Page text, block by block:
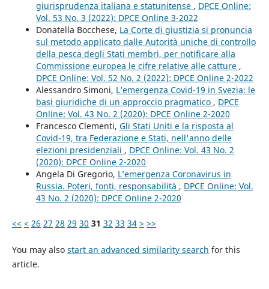
giurisprudenza italiana e statunitense , DPCE Online:
Vol. 53 No. 3 (2022): DPCE Online 3-2022
Donatella Bocchese, La Corte di giustizia si pronuncia
sul metodo applicato dalle Autorità uniche di controllo
della pesca degli Stati membri, per notificare alla
Commissione europea le cifre relative alle catture ,
DPCE Online: Vol. 52 No. 2 (2022): DPCE Online 2-2022
Alessandro Simoni, L’emergenza Covid-19 in Svezia: le
basi giuridiche di un approccio pragmatico , DPCE
Online: Vol. 43 No. 2 (2020): DPCE Online 2-2020
Francesco Clementi, Gli Stati Uniti e la risposta al
Covid-19, tra Federazione e Stati, nell'anno delle
elezioni presidenziali , DPCE Online: Vol. 43 No. 2
(2020): DPCE Online 2-2020
Angela Di Gregorio, L’emergenza Coronavirus in
Russia. Poteri, fonti, responsabilità , DPCE Online: Vol.
43 No. 2 (2020): DPCE Online 2-2020
<< < 26 27 28 29 30 31 32 33 34 > >>
You may also start an advanced similarity search for this
article.